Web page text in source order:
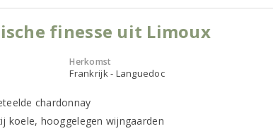
finesse uit Limoux
Herkomst
Frankrijk - Languedoc
chardonnay
koele, hooggelegen wijngaarden